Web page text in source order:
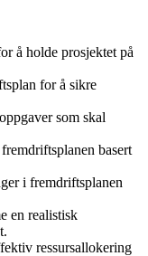
å holde prosjektet på
for å sikre
som skal
basert
i fremdriftsplanen
en realistisk
ressursallokering